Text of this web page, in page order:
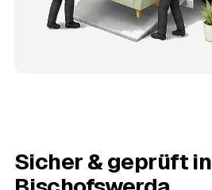
Sicher & geprüft in